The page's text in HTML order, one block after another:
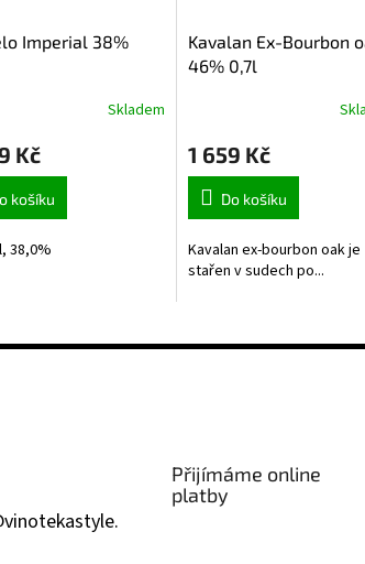
Imperial 38%
Skladem
Kč
košíku
38,0%
Kavalan Ex-Bourbon
46% 0,7l
1 659 Kč
Do košíku
Kavalan ex-bourbon oak je
stařen v sudech po...
vinotekastyle.
Přijímáme online
platby